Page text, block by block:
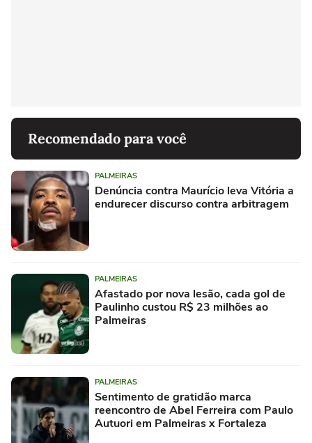
Recomendado para você
PALMEIRAS
Denúncia contra Maurício leva Vitória a
endurecer discurso contra arbitragem
PALMEIRAS
Afastado por nova lesão, cada gol de
Paulinho custou R$ 23 milhões ao
Palmeiras
PALMEIRAS
Sentimento de gratidão marca
reencontro de Abel Ferreira com Paulo
Autuori em Palmeiras x Fortaleza